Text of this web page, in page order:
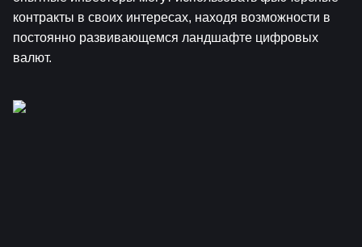
контракты в своих интересах, находя возможности в
постоянно развивающемся ландшафте цифровых
валют.